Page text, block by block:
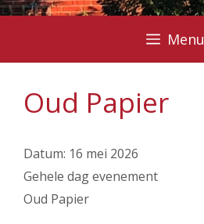
Menu
Oud Papier
Datum: 16 mei 2026
Gehele dag evenement
Oud Papier